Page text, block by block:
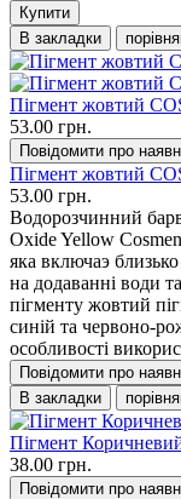
Купити
В закладки
Пігмент жовтий
53.00 грн.
Повідомити про
Пігмент жовтий
53.00 грн.
Водорозчинний
Oxide Yellow
яка включаэ
на додаванні води
пігменту жовтий
синій та червоно-
особливості
Повідомити про
В закладки
Пігмент
38.00 грн.
Повідомити про